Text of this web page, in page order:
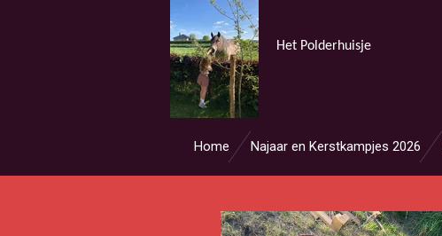
Het Polderhuisje
Home Najaar en Kerstkampjes 2026